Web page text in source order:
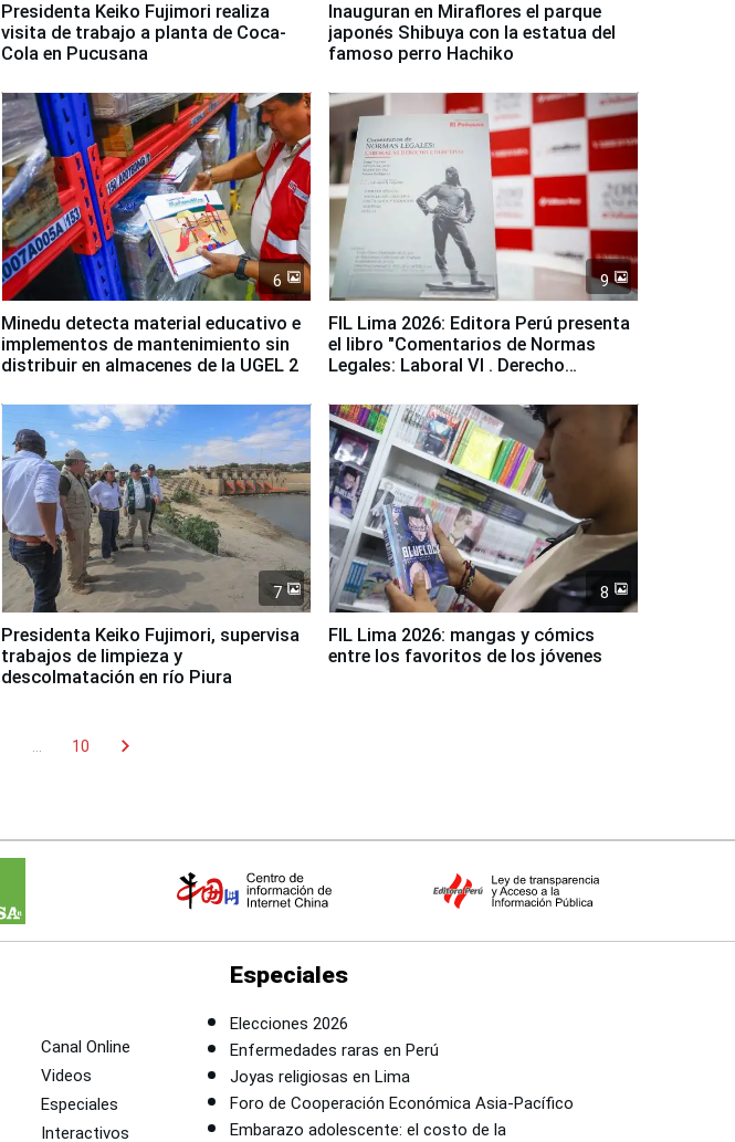
Presidenta Keiko Fujimori realiza
visita de trabajo a planta de Coca-
Cola en Pucusana
Inauguran en Miraflores el parque
japonés Shibuya con la estatua del
famoso perro Hachiko
6
Minedu detecta material educativo e
implementos de mantenimiento sin
distribuir en almacenes de la UGEL 2
9
FIL Lima 2026: Editora Perú presenta
el libro "Comentarios de Normas
Legales: Laboral Vl . Derecho
7
Presidenta Keiko Fujimori, supervisa
trabajos de limpieza y
descolmatación en río Piura
8
FIL Lima 2026: mangas y cómics
entre los favoritos de los jóvenes
10 chevron_right
Canal Online
Videos
Especiales
Interactivos
Especiales
Elecciones 2026
Enfermedades raras en Perú
Joyas religiosas en Lima
Foro de Cooperación Económica Asia-Pacífico
Embarazo adolescente: el costo de la